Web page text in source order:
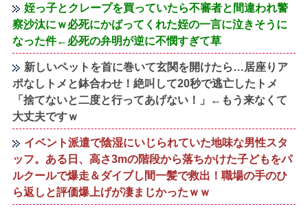
姪っ子とクレープを買っていたら不審者と間違われ警
察沙汰にｗ必死にかばってくれた姪の一言に泣きそうに
なった件←必死の弁明が逆に不憫すぎて草
新しいペットを首に巻いて玄関を開けたら…居座りア
ポなしトメと鉢合わせ！絶叫して20秒で逃亡したトメ
「捨てないと二度と行ってあげない！」←もう来なくて
大丈夫ですｗ
イベント派遣で陰湿にいじられていた地味な男性スタ
ッフ。ある日、高さ3mの階段から落ちかけた子どもをパ
ルクールで爆走＆ダイブし間一髪で救出！職場の手のひ
ら返しと評価爆上げが凄まじかったｗｗ